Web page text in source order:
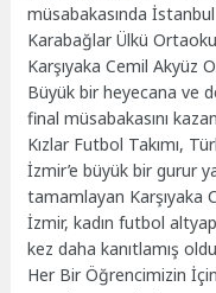
müsabakasında İstanbul
Karabağlar Ülkü
Karşıyaka Cemil Akyüz
Büyük bir heyecana ve
final müsabakasını
Kızlar Futbol Takımı,
İzmir’e büyük bir gurur
tamamlayan Karşıyaka
İzmir, kadın futbol
kez daha kanıtlamış
Her Bir Öğrencimizin